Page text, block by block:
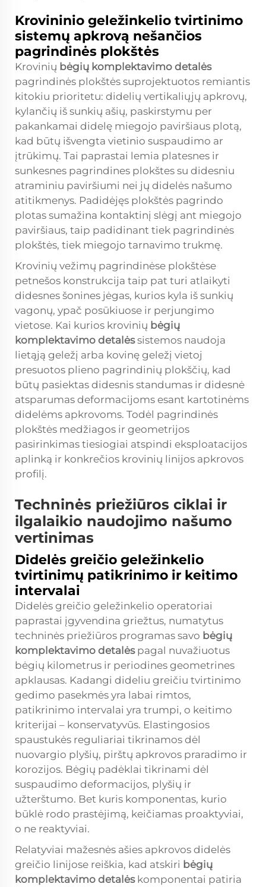
Krovininio geležinkelio tvirtinimo
sistemų apkrovą nešančios
pagrindinės plokštės
Krovinių bėgių komplektavimo detalės
pagrindinės plokštės suprojektuotos remiantis
kitokiu prioritetu: didelių vertikaliųjų apkrovų,
kylančių iš sunkių ašių, paskirstymu per
pakankamai didelę miegojo paviršiaus plotą,
kad būtų išvengta vietinio suspaudimo ar
įtrūkimų. Tai paprastai lemia platesnes ir
sunkesnes pagrindines plokštes su didesniu
atraminiu paviršiumi nei jų didelės našumo
atitikmenys. Padidėjęs plokštės pagrindo
plotas sumažina kontaktinį slėgį ant miegojo
paviršiaus, taip padidinant tiek pagrindinės
plokštės, tiek miegojo tarnavimo trukmę.
Krovinių vežimų pagrindinėse plokštėse
petnešos konstrukcija taip pat turi atlaikyti
didesnes šonines jėgas, kurios kyla iš sunkių
vagonų, ypač posūkiuose ir perjungimo
vietose. Kai kurios krovinių bėgių
komplektavimo detalėssistemos naudoja
lietąją geležį arba kovinę geležį vietoj
presuotos plieno pagrindinių plokščių, kad
būtų pasiektas didesnis standumas ir didesnė
atsparumas deformacijoms esant kartotinėms
didelėms apkrovoms. Todėl pagrindinės
plokštės medžiagos ir geometrijos
pasirinkimas tiesiogiai atspindi eksploatacijos
aplinką ir konkrečios krovinių linijos apkrovos
profilį.
Techninės priežiūros ciklai ir
ilgalaikio naudojimo našumo
vertinimas
Didelės greičio geležinkelio
tvirtinimų patikrinimo ir keitimo
intervalai
Didelės greičio geležinkelio operatoriai
paprastai įgyvendina griežtus, numatytus
techninės priežiūros programas savo bėgių
komplektavimo detalės pagal nuvažiuotus
bėgių kilometrus ir periodines geometrines
apklausas. Kadangi dideliu greičiu tvirtinimo
gedimo pasekmės yra labai rimtos,
patikrinimo intervalai yra trumpi, o keitimo
kriterijai – konservatyvūs. Elastingosios
spaustukės reguliariai tikrinamos dėl
nuovargio plyšių, pirštų apkrovos praradimo ir
korozijos. Bėgių padėklai tikrinami dėl
suspaudimo deformacijos, plyšių ir
užterštumo. Bet kuris komponentas, kurio
būklė rodo prastėjimą, keičiamas proaktyviai,
o ne reaktyviai.
Relatyviai mažesnės ašies apkrovos didelės
greičio linijose reiškia, kad atskiri bėgių
komplektavimo detalės komponentai patiria